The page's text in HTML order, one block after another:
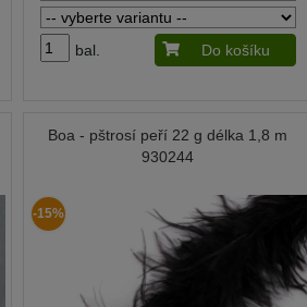
bal. Do košíku
Boa - pštrosí peří 22 g délka 1,8 m
930244
-15%